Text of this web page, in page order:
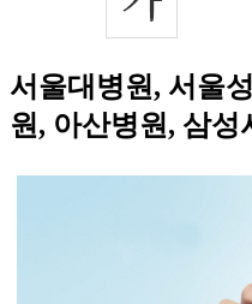
서울대병원, 서울
원, 아산병원, 삼성